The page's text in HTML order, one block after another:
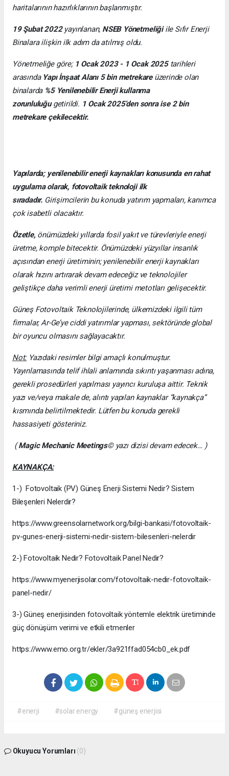
haritalarının hazırlıklarının başlanmıştır.
19 Şubat 2022 yayınlanan, NSEB Yönetmeliğiile Sıfır Enerji
Binalara ilişkin ilk adım da atılmış oldu.
Yönetmeliğe göre; 1 Ocak 2023 - 1 Ocak 2025 tarihleri
arasında Yapı İnşaat Alanı 5 bin metrekare üzerinde olan
binalarda%5 Yenilenebilir Enerji kullanma
zorunluluğugetirildi. 1 Ocak 2025’den sonra ise 2 bin
metrekare çekilecektir.
Yapılarda; yenilenebilir enerji kaynakları konusunda en rahat
uygulama olarak, fotovoltaik teknoloji ilk
sıradadır. Girişimcilerin bu konuda yatırım yapmaları, kanımca
çok isabetli olacaktır.
Özetle,önümüzdeki yıllarda fosil yakıt ve türevleriyle enerji
üretme, komple bitecektir. Önümüzdeki yüzyıllar insanlık
açısından enerji üretiminin; yenilenebilir enerji kaynakları
olarak hızını artırarak devam edeceğiz ve teknolojiler
geliştikçe daha verimli enerji üretimi metotları gelişecektir.
Güneş Fotovoltaik Teknolojilerinde, ülkemizdeki ilgili tüm
firmalar, Ar-Ge’ye ciddi yatırımlar yapması, sektöründe global
bir oyuncu olmasını sağlayacaktır.
Not:Yazıdaki resimler bilgi amaçlı konulmuştur.
Yayınlamasında telif ihlali anlamında sıkıntı yaşanması adına,
gerekli prosedürleri yapılması yayıncı kuruluşa aittir. Teknik
yazı ve/veya makale de, alıntı yapılan kaynaklar “kaynakça”
kısmında belirtilmektedir. Lütfen bu konuda gerekli
hassasiyeti gösteriniz.
(Magic Mechanic Meetings© yazı dizisi devam edecek… )
KAYNAKÇA:
1-) Fotovoltaik (PV) Güneş Enerji Sistemi Nedir? Sistem
Bileşenleri Nelerdir?
https://www.greensolarnetwork.org/bilgi-bankasi/fotovoltaik-
pv-gunes-enerji-sistemi-nedir-sistem-bilesenleri-nelerdir
2-) Fotovoltaik Nedir? Fotovoltaik Panel Nedir?
https://www.myenerjisolar.com/fotovoltaik-nedir-fotovoltaik-
panel-nedir/
3-) Güneş enerjisinden fotovoltaik yöntemle elektrik üretiminde
güç dönüşüm verimi ve etkili etmenler
https://www.emo.org.tr/ekler/3a921ffad054cb0_ek.pdf
#enerji #solar energy #güneş enerjisi
Okuyucu Yorumları (0)